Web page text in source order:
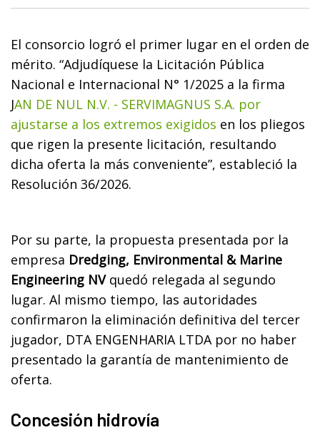
El consorcio logró el primer lugar en el orden de
mérito. “Adjudíquese la Licitación Pública
Nacional e Internacional N° 1/2025 a la firma
JAN DE NUL N.V. - SERVIMAGNUS S.A. por
ajustarse a los extremos exigidos en los pliegos
que rigen la presente licitación, resultando
dicha oferta la más conveniente”, estableció la
Resolución 36/2026.
Por su parte, la propuesta presentada por la
empresa Dredging, Environmental & Marine
Engineering NV quedó relegada al segundo
lugar. Al mismo tiempo, las autoridades
confirmaron la eliminación definitiva del tercer
jugador, DTA ENGENHARIA LTDA por no haber
presentado la garantía de mantenimiento de
oferta.
Concesión hidrovía